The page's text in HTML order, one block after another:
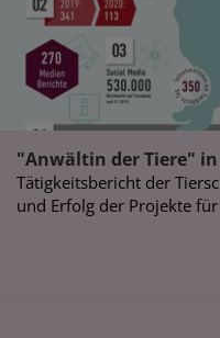
"Anwältin der Tiere"
Tätigkeitsbericht der
und Erfolg der Projekte